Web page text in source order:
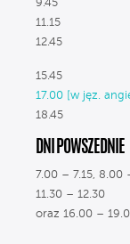
9.45
11.15
12.45
15.45
17.00 [w jęz.
18.45
DNI POWSZEDNIE
7.00 – 7.15, 8.00
11.30 – 12.30
oraz 16.00 –